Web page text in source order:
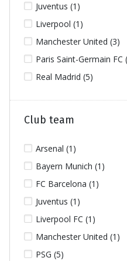
Juventus (1)
Liverpool (1)
Manchester United (3)
Paris Saint-Germain FC
Real Madrid (5)
Club team
Arsenal (1)
Bayern Munich (1)
FC Barcelona (1)
Juventus (1)
Liverpool FC (1)
Manchester United (1)
PSG (5)